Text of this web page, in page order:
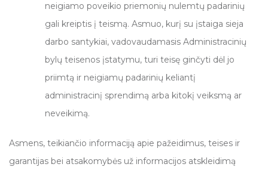
neigiamo poveikio priemonių nulemtų padarinių
gali kreiptis į teismą. Asmuo, kurį su įstaiga sieja
darbo santykiai, vadovaudamasis Administracinių
bylų teisenos įstatymu, turi teisę ginčyti dėl jo
priimtą ir neigiamų padarinių keliantį
administracinį sprendimą arba kitokį veiksmą ar
neveikimą.
Asmens, teikiančio informaciją apie pažeidimus, teises ir
garantijas bei atsakomybės už informacijos atskleidimą